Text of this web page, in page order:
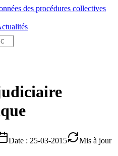
des procédures collectives
Date : 25-03-2015
Mis à jour